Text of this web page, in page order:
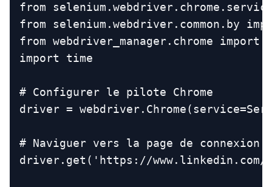
from
from selenium.webdriver.common.by
from webdriver_manager.chrome import
import time
# Configurer le pilote Chrome
driver =
# Naviguer vers la page de connexion
driver.get('https://